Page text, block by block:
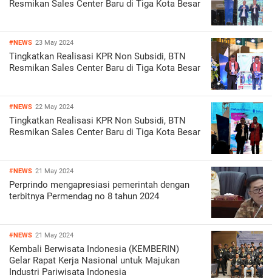
Resmikan Sales Center Baru di Tiga Kota Besar
#NEWS 23 May 2024
Tingkatkan Realisasi KPR Non Subsidi, BTN
Resmikan Sales Center Baru di Tiga Kota Besar
#NEWS 22 May 2024
Tingkatkan Realisasi KPR Non Subsidi, BTN
Resmikan Sales Center Baru di Tiga Kota Besar
#NEWS 21 May 2024
Perprindo mengapresiasi pemerintah dengan
terbitnya Permendag no 8 tahun 2024
#NEWS 21 May 2024
Kembali Berwisata Indonesia (KEMBERIN)
Gelar Rapat Kerja Nasional untuk Majukan
Industri Pariwisata Indonesia